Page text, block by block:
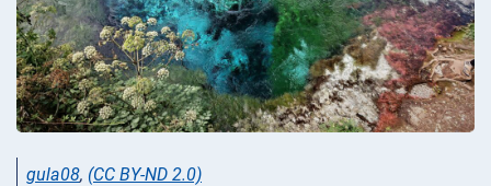
gula08, (CC BY-ND 2.0)